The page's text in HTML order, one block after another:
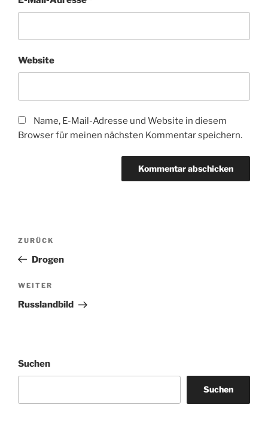
Website
Name, E-Mail-Adresse und Website in diesem
Browser für meinen nächsten Kommentar speichern.
Beitragsnavigation
Vorheriger
Beitrag
ZURÜCK
Drogen
Nächster
Beitrag
WEITER
Russlandbild
Suchen
Suchen